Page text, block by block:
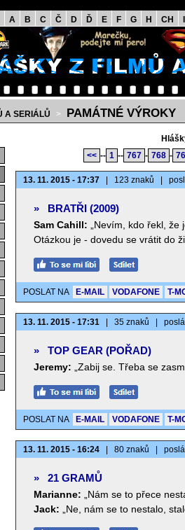
A B C Č D Ď E F G H CH
A SERIÁLŮ > PAMÁTNÉ VÝROKY
<< -- 1 -- 767 - 768 -
13. 11. 2015 - 17:37 123 znaků
» BRATŘI (2009)
Sam Cahill:
„Nevím, kdo řekl,
Otázkou je - dovedu se vrátit do
POSLAT NA E-MAIL VODAFONE T-
13. 11. 2015 - 17:31 35 znaků
» TOP GEAR (POŘAD)
Jeremy: „Zabij se. Třeba se
POSLAT NA E-MAIL VODAFONE T-
13. 11. 2015 - 16:24 80 znaků
» 21 GRAMŮ
Marianne:
„Nám se to přece
Jack:
„Ne, nám se to nestalo,